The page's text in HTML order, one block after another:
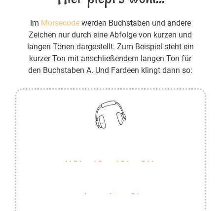
Im Morsecodewerden Buchstaben und andere
Zeichen nur durch eine Abfolge von kurzen und
langen Tönen dargestellt. Zum Beispiel steht ein
kurzer Ton mit anschließendem langen Ton für
den Buchstaben A. Und Fardeen klingt dann so: